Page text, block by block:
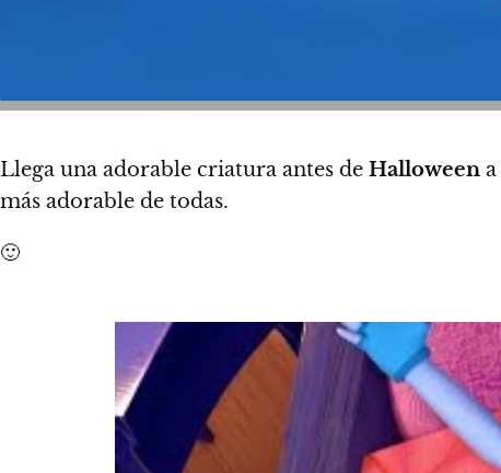
Llega una adorable criatura antes de Halloween a
más adorable de todas.
🙂